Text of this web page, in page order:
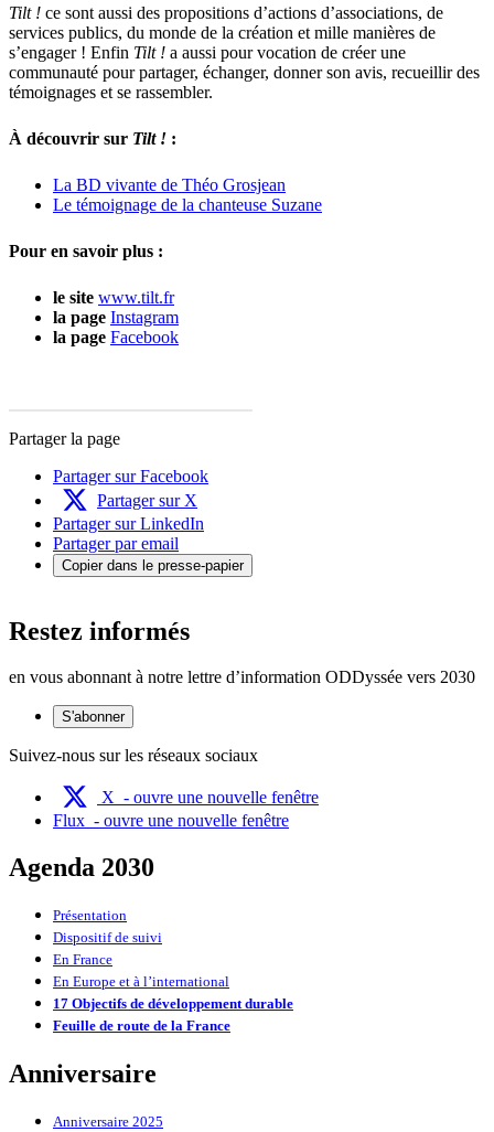
Tilt ! ce sont aussi des propositions d’actions d’associations, de
services publics, du monde de la création et mille manières de
s’engager ! Enfin Tilt ! a aussi pour vocation de créer une
communauté pour partager, échanger, donner son avis, recueillir des
témoignages et se rassembler.
À découvrir sur Tilt ! :
La BD vivante de Théo Grosjean
Le témoignage de la chanteuse Suzane
Pour en savoir plus :
le site www.tilt.fr
la page Instagram
la page Facebook
Partager la page
Partager sur Facebook
Partager sur X
Partager sur LinkedIn
Partager par email
Copier dans le presse-papier
Restez informés
en vous abonnant à notre lettre d’information ODDyssée vers 2030
S'abonner
Suivez-nous sur les réseaux sociaux
X - ouvre une nouvelle fenêtre
Flux - ouvre une nouvelle fenêtre
Agenda 2030
Présentation
Dispositif de suivi
En France
En Europe et à l’international
17 Objectifs de développement durable
Feuille de route de la France
Anniversaire
Anniversaire 2025